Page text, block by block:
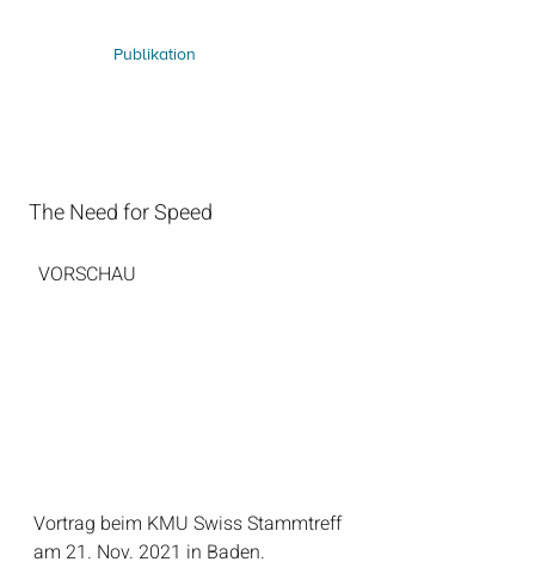
Publikation
The Need for Speed
Vortrag beim KMU Swiss Stammtreff
am 21. Nov. 2021 in Baden.
VORSCHAU